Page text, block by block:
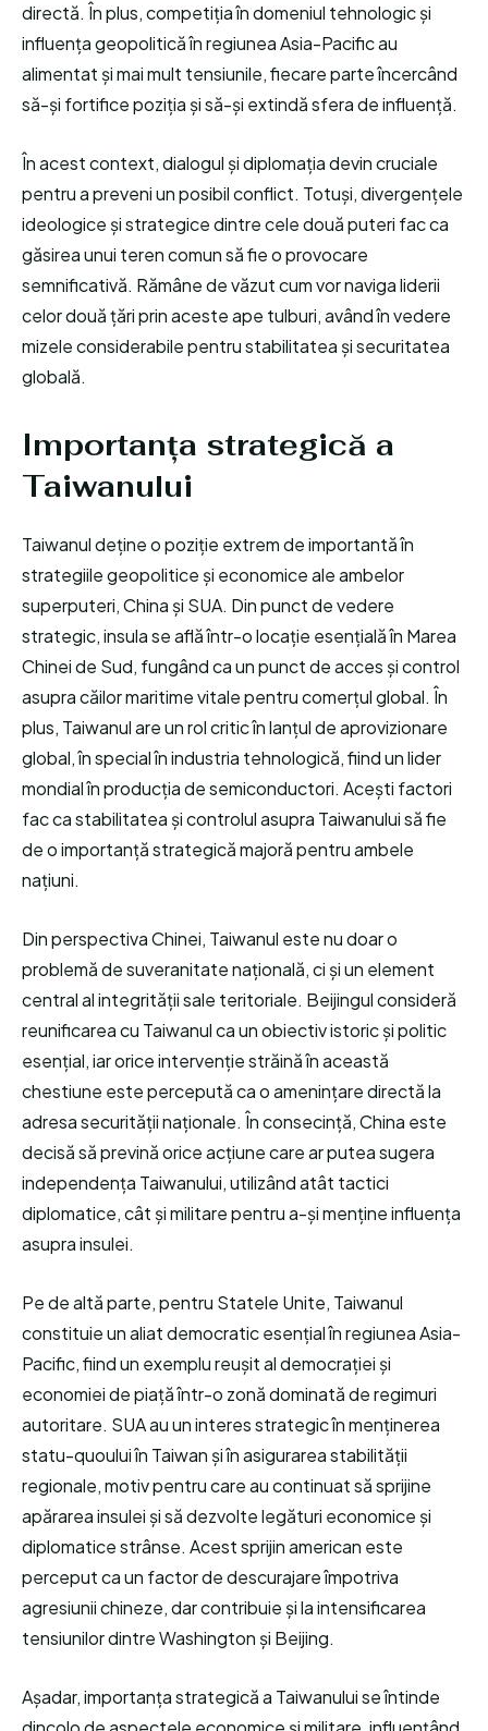
directă. În plus, competiția în domeniul tehnologic și
influența geopolitică în regiunea Asia-Pacific au
alimentat și mai mult tensiunile, fiecare parte încercând
să-și fortifice poziția și să-și extindă sfera de influență.
În acest context, dialogul și diplomația devin cruciale
pentru a preveni un posibil conflict. Totuși, divergențele
ideologice și strategice dintre cele două puteri fac ca
găsirea unui teren comun să fie o provocare
semnificativă. Rămâne de văzut cum vor naviga liderii
celor două țări prin aceste ape tulburi, având în vedere
mizele considerabile pentru stabilitatea și securitatea
globală.
Importanța strategică a
Taiwanului
Taiwanul deține o poziție extrem de importantă în
strategiile geopolitice și economice ale ambelor
superputeri, China și SUA. Din punct de vedere
strategic, insula se află într-o locație esențială în Marea
Chinei de Sud, fungând ca un punct de acces și control
asupra căilor maritime vitale pentru comerțul global. În
plus, Taiwanul are un rol critic în lanțul de aprovizionare
global, în special în industria tehnologică, fiind un lider
mondial în producția de semiconductori. Acești factori
fac ca stabilitatea și controlul asupra Taiwanului să fie
de o importanță strategică majoră pentru ambele
națiuni.
Din perspectiva Chinei, Taiwanul este nu doar o
problemă de suveranitate națională, ci și un element
central al integrității sale teritoriale. Beijingul consideră
reunificarea cu Taiwanul ca un obiectiv istoric și politic
esențial, iar orice intervenție străină în această
chestiune este percepută ca o amenințare directă la
adresa securității naționale. În consecință, China este
decisă să prevină orice acțiune care ar putea sugera
independența Taiwanului, utilizând atât tactici
diplomatice, cât și militare pentru a-și menține influența
asupra insulei.
Pe de altă parte, pentru Statele Unite, Taiwanul
constituie un aliat democratic esențial în regiunea Asia-
Pacific, fiind un exemplu reușit al democrației și
economiei de piață într-o zonă dominată de regimuri
autoritare. SUA au un interes strategic în menținerea
statu-quoului în Taiwan și în asigurarea stabilității
regionale, motiv pentru care au continuat să sprijine
apărarea insulei și să dezvolte legături economice și
diplomatice strânse. Acest sprijin american este
perceput ca un factor de descurajare împotriva
agresiunii chineze, dar contribuie și la intensificarea
tensiunilor dintre Washington și Beijing.
Așadar, importanța strategică a Taiwanului se întinde